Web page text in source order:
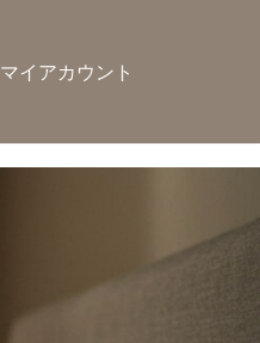
マイアカウント